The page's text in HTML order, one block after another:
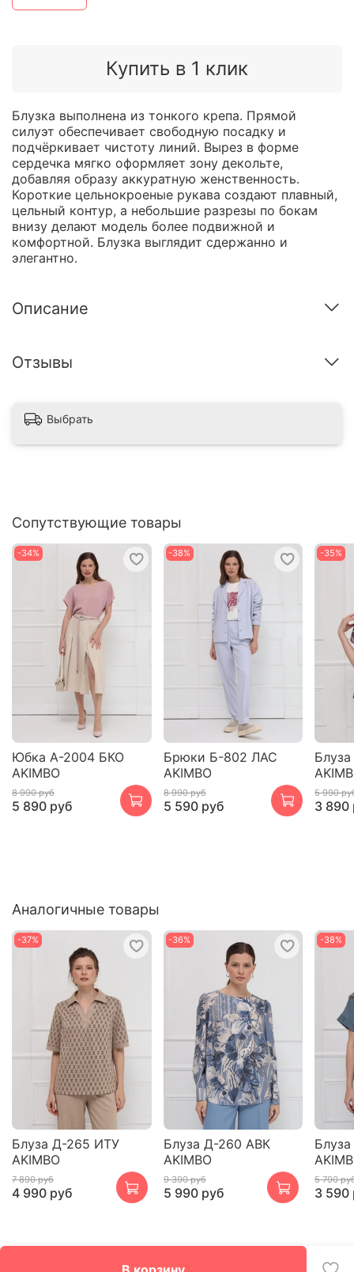
Купить в 1 клик
Блузка выполнена из тонкого крепа. Прямой
силуэт обеспечивает свободную посадку и
подчёркивает чистоту линий. Вырез в форме
сердечка мягко оформляет зону декольте,
добавляя образу аккуратную женственность.
Короткие цельнокроеные рукава создают плавный,
цельный контур, а небольшие разрезы по бокам
внизу делают модель более подвижной и
комфортной. Блузка выглядит сдержанно и
элегантно.
Описание
Отзывы
Выбрать
Сопутствующие товары
-34%
Юбка А-2004 БКО
AKIMBO
8 990 руб
5 890 руб
-38%
Брюки Б-802 ЛАС
AKIMBO
8 990 руб
5 590 руб
-35%
5 990
3 890
Аналогичные товары
-37%
Блуза Д-265 ИТУ
AKIMBO
7 890 руб
4 990 руб
-36%
Блуза Д-260 АВК
AKIMBO
9 390 руб
5 990 руб
-38%
5 790
3 590